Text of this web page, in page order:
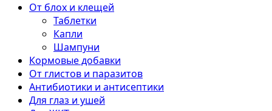
От блох и клещей
Таблетки
Капли
Шампуни
Кормовые добавки
От глистов и паразитов
Антибиотики и антисептики
Для глаз и ушей